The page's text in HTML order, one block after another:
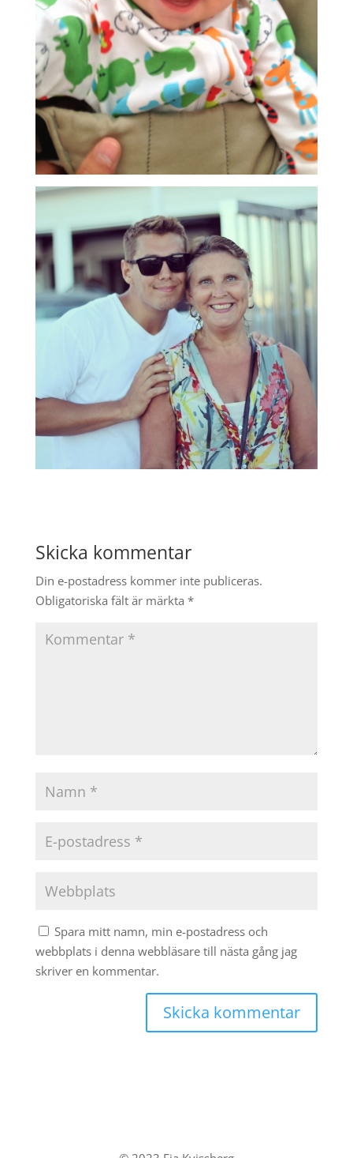
Skicka kommentar
Din e-postadress kommer inte publiceras.
Obligatoriska fält är märkta *
Spara mitt namn, min e-postadress och
webbplats i denna webbläsare till nästa gång jag
skriver en kommentar.